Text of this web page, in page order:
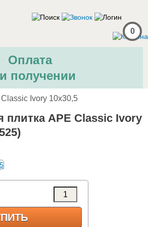
0
Оплата
получении
Classic Ivory 10x30,5
плитка APE Classic Ivory